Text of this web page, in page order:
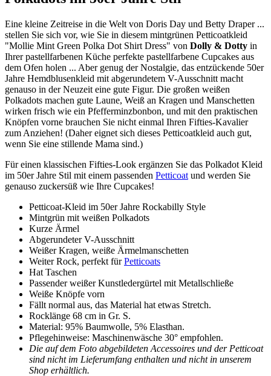
Eine kleine Zeitreise in die Welt von Doris Day und Betty Draper ...
stellen Sie sich vor, wie Sie in diesem mintgrünen Petticoatkleid
"Mollie Mint Green Polka Dot Shirt Dress" von Dolly & Dotty in
Ihrer pastellfarbenen Küche perfekte pastellfarbene Cupcakes aus
dem Ofen holen ... Aber genug der Nostalgie, das entzückende 50er
Jahre Hemdblusenkleid mit abgerundetem V-Ausschnitt macht
genauso in der Neuzeit eine gute Figur. Die großen weißen
Polkadots machen gute Laune, Weiß an Kragen und Manschetten
wirken frisch wie ein Pfefferminzbonbon, und mit den praktischen
Knöpfen vorne brauchen Sie nicht einmal Ihren Fifties-Kavalier
zum Anziehen! (Daher eignet sich dieses Petticoatkleid auch gut,
wenn Sie eine stillende Mama sind.)
Für einen klassischen Fifties-Look ergänzen Sie das Polkadot Kleid
im 50er Jahre Stil mit einem passenden Petticoat und werden Sie
genauso zuckersüß wie Ihre Cupcakes!
Petticoat-Kleid im 50er Jahre Rockabilly Style
Mintgrün mit weißen Polkadots
Kurze Ärmel
Abgerundeter V-Ausschnitt
Weißer Kragen, weiße Ärmelmanschetten
Weiter Rock, perfekt fürPetticoats
Hat Taschen
Passender weißer Kunstledergürtel mit Metallschließe
Weiße Knöpfe vorn
Fällt normal aus, das Material hat etwas Stretch.
Rocklänge 68 cm in Gr. S.
Material: 95% Baumwolle, 5% Elasthan.
Pflegehinweise: Maschinenwäsche 30° empfohlen.
Die auf dem Foto abgebildeten Accessoires und der Petticoat
sind nicht im Lieferumfang enthalten und nicht in unserem
Shop erhältlich.